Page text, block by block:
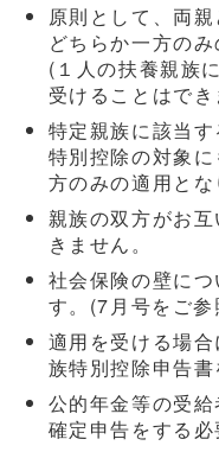
原則として、両
どちらか一方の
(１人の扶養親族
受けることはで
特定親族に該当
特別控除の対象
方のみの適用とな
親族の双方がお
きません。
社会保険の壁に
す。(7月号をご
適用を受ける場
族特別控除申告書
公的年金等の受給
確定申告をする必